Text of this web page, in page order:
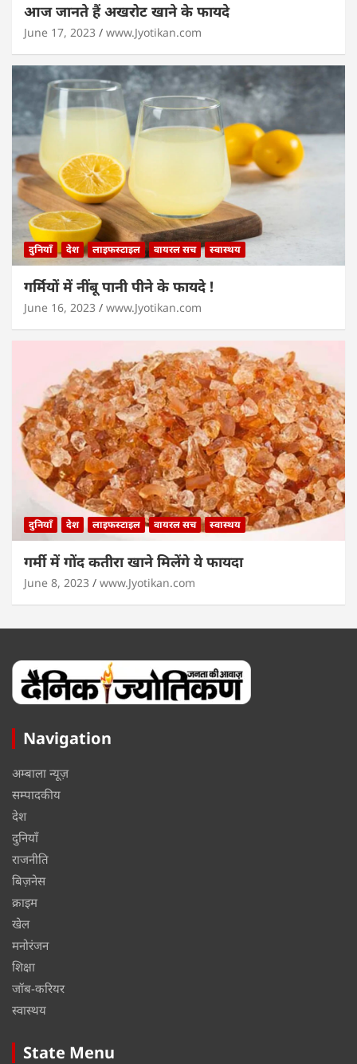
आज जानते हैं अखरोट खाने के फायदे
June 17, 2023 www.Jyotikan.com
दुनियाँ देश लाइफस्टाइल वायरल सच स्वास्थय
गर्मियों में नींबू पानी पीने के फायदे !
June 16, 2023 www.Jyotikan.com
दुनियाँ देश लाइफस्टाइल वायरल सच स्वास्थय
गर्मी में गोंद कतीरा खाने मिलेंगे ये फायदा
June 8, 2023 www.Jyotikan.com
Navigation
अम्बाला न्यूज़
सम्पादकीय
देश
दुनियाँ
राजनीति
बिज़नेस
क्राइम
खेल
मनोरंजन
शिक्षा
जॉब-करियर
स्वास्थय
State Menu